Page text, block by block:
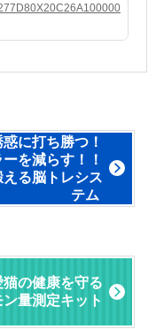
に打ち勝つ！
を減らす！！
る脳トレシス
テム
の健康を守る
量測定キット